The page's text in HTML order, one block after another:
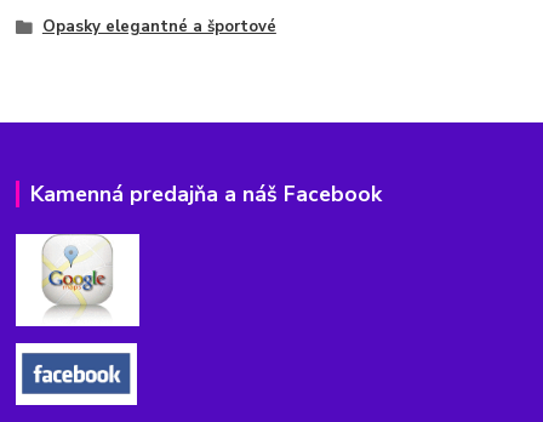
Opasky elegantné a športové
Kamenná predajňa a náš Facebook